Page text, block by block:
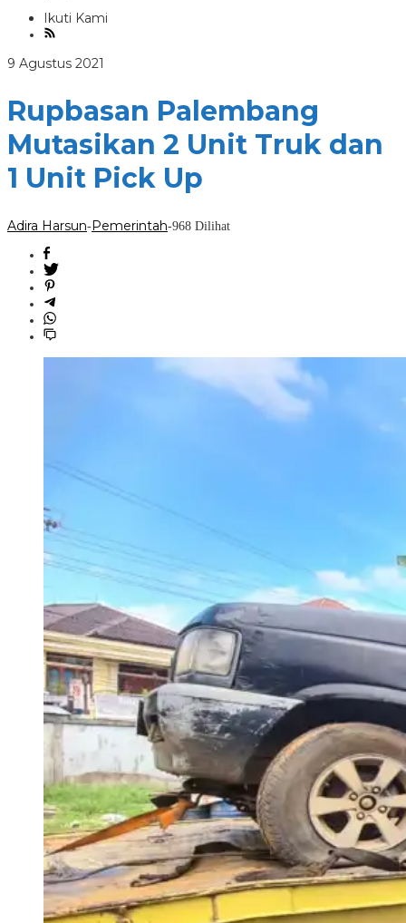
Unit
Pick
Up
Ikuti Kami
9 Agustus 2021
Rupbasan Palembang
Mutasikan 2 Unit Truk dan
1 Unit Pick Up
Adira Harsun-Pemerintah-968 Dilihat